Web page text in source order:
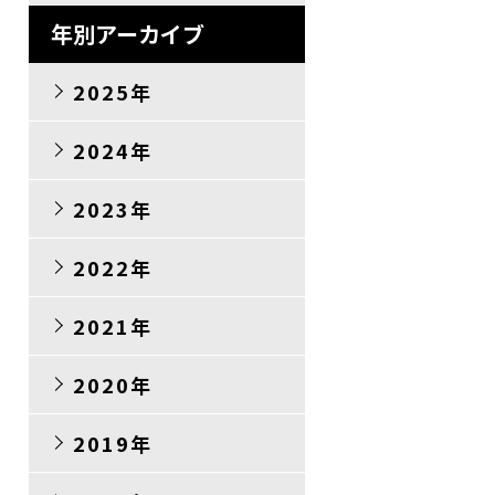
年別アーカイブ
2025年
2024年
2023年
2022年
2021年
2020年
2019年